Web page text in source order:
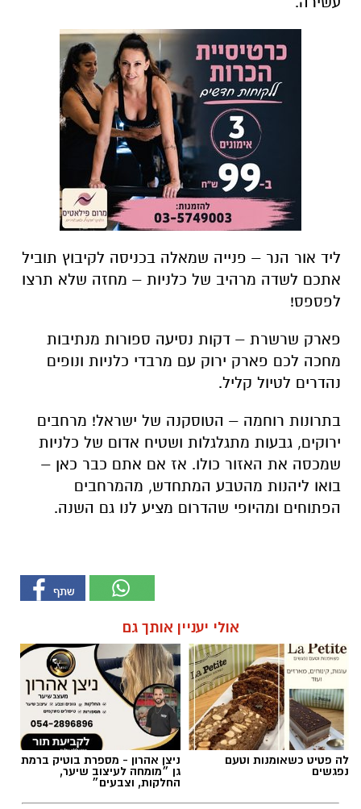
ליד אור הנר – פנייה שמאלה בכניסה לקיבוץ תוביל
אתכם לשדה מרהיב של כלניות – מחזה שלא תרצו
לפספס!
פארק שרשרת – דקות נסיעה ספורות מנתיבות
מחכה לכם פארק ירוק עם מרבדי כלניות ונופים
נהדרים לטיול קליל.
בתרונות רוחמה – הטוסקנה של ישראל! מרחבים
ירוקים, גבעות מתגלגלות ושטיח אדום של כלניות
שמכסה את האזור כולו. אז אם אתם כבר כאן –
בואו ליהנות מהטבע המתחדש, מהמרחבים
הפתוחים ומהיופי שהדרום מציע לנו גם השנה.
אולי יעניין אותך גם
לה פטיט כשאומנות וטעם
נפגשים
ניצן אהרון - מספרת בוטיק ברמת
גן ״מומחה לעיצוב שיער,
החלקות, וצבעים״